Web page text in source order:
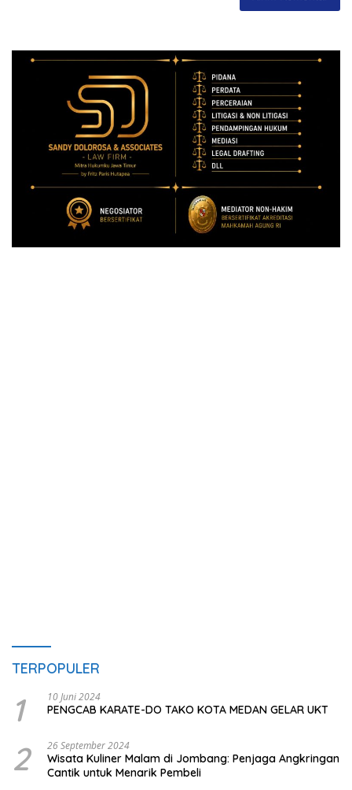
TERPOPULER
1 10 Juni 2024
PENGCAB KARATE-DO TAKO KOTA MEDAN GELAR UKT
2 26 September 2024
Wisata Kuliner Malam di Jombang: Penjaga Angkringan
Cantik untuk Menarik Pembeli